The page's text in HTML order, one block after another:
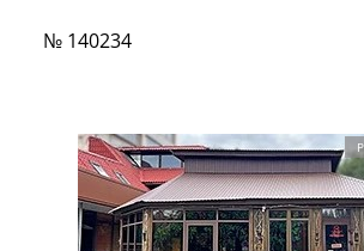
№ 140234